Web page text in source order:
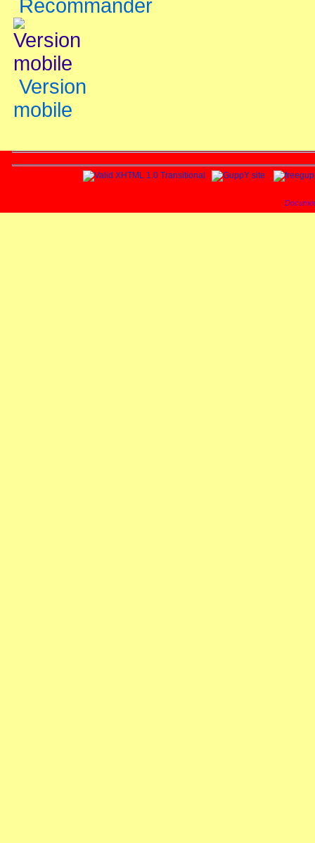
Recommander
Version
mobile